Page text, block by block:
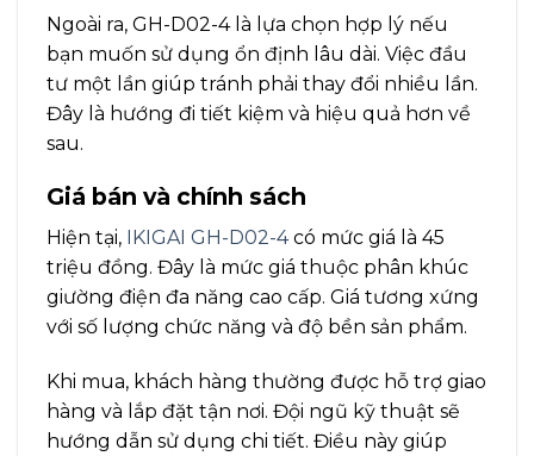
Ngoài ra, GH-D02-4 là lựa chọn hợp lý nếu
bạn muốn sử dụng ổn định lâu dài. Việc đầu
tư một lần giúp tránh phải thay đổi nhiều lần.
Đây là hướng đi tiết kiệm và hiệu quả hơn về
sau.
Giá bán và chính sách
Hiện tại, IKIGAI GH-D02-4có mức giá là 45
triệu đồng. Đây là mức giá thuộc phân khúc
giường điện đa năng cao cấp. Giá tương xứng
với số lượng chức năng và độ bền sản phẩm.
Khi mua, khách hàng thường được hỗ trợ giao
hàng và lắp đặt tận nơi. Đội ngũ kỹ thuật sẽ
hướng dẫn sử dụng chi tiết. Điều này giúp